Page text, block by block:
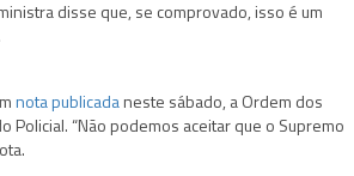
disse que, se comprovado, isso é um
nota publicadaneste sábado, a Ordem dos
“Não podemos aceitar que o Supremo